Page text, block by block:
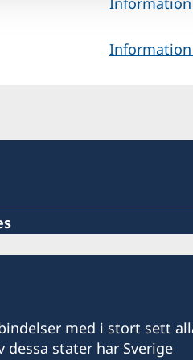
med i stort sett
stater har Sverige